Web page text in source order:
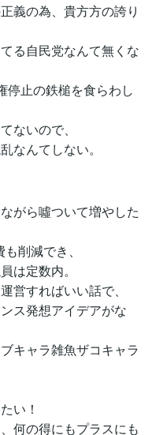
義の為、貴方方の誇り
る自民党なんて無くな
停止の鉄槌を食らわし
ないので、
なんてしない。
がら噓ついて増やした
削減でき、
は定数内。
営すればいい話で、
ス発想アイデアがな
キャラ雑魚ザコキャラ
い！
何の得にもプラスにも